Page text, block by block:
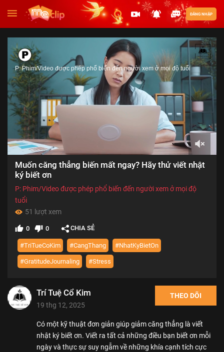
ĐĂNG NHẬP
05:49
P: Phim/Video được phép phổ biến đến người xem ở mọi độ tuổi
Muốn căng thẳng biến mất ngay? Hãy thử viết nhật
ký biết ơn
P: Phim/Video được phép phổ biến đến người xem ở mọi độ
tuổi
51 lượt xem
0 0 CHIA SẺ
#TriTueCoKim #CangThang #NhatKyBietOn
#GratitudeJournaling #Stress
Trí Tuệ Cổ Kim
19 thg 12, 2025
THEO DÕI
Có một kỹ thuật đơn giản giúp giảm căng thẳng là viết
nhật ký biết ơn. Viết ra tất cả những điều bạn biết ơn mỗi
ngày và thực sự suy ngẫm về những khía cạnh tích cực